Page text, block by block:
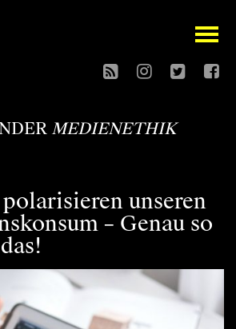
open
MEDIENETHIK
unseren
– Genau so